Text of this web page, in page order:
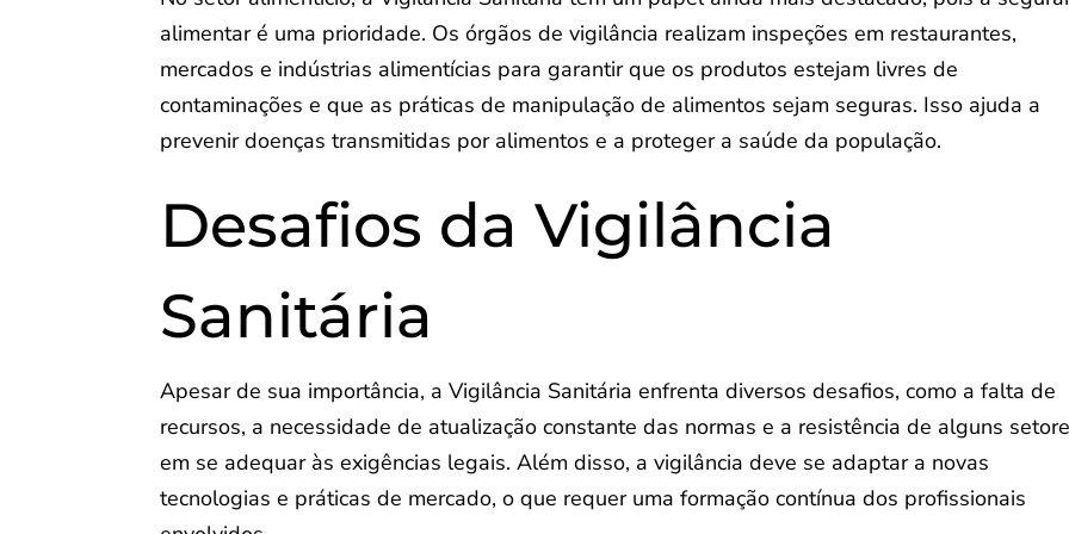
alimentar é uma prioridade. Os órgãos de vigilância realizam inspeções em restaurantes,
mercados e indústrias alimentícias para garantir que os produtos estejam livres de
contaminações e que as práticas de manipulação de alimentos sejam seguras. Isso ajuda a
prevenir doenças transmitidas por alimentos e a proteger a saúde da população.
Desafios da Vigilância
Sanitária
Apesar de sua importância, a Vigilância Sanitária enfrenta diversos desafios, como a falta de
recursos, a necessidade de atualização constante das normas e a resistência de alguns
em se adequar às exigências legais. Além disso, a vigilância deve se adaptar a novas
tecnologias e práticas de mercado, o que requer uma formação contínua dos profissionais